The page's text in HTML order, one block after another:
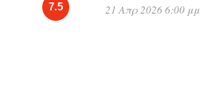
7.5 21 Απρ 2026 6:00 μμ